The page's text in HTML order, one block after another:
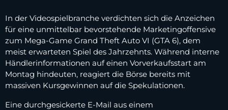
In der Videospielbranche verdichten sich die Anzeichen
für eine unmittelbar bevorstehende Marketingoffensive
zum Mega-Game Grand Theft Auto VI (GTA 6), dem
meist erwarteten Spiel des Jahrzehnts. Während interne
Händlerinformationen auf einen Vorverkaufsstart am
Montag hindeuten, reagiert die Börse bereits mit
massiven Kursgewinnen auf die Spekulationen.
Eine durchgesickerte E-Mail aus einem